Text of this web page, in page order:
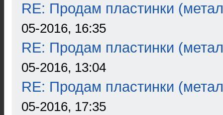
RE: Продам пластинки
05-2016, 16:35
RE: Продам пластинки
05-2016, 13:04
RE: Продам пластинки
05-2016, 17:35